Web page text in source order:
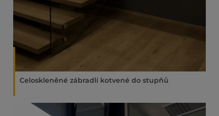
Celoskleněné zábradlí kotvené do stupňů